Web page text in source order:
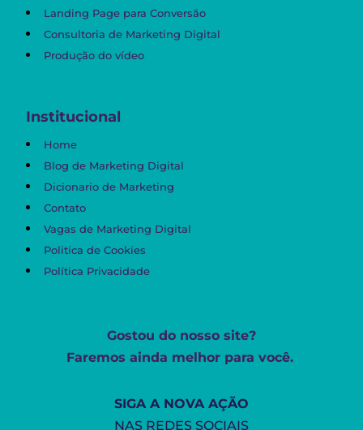
Landing Page para Conversão
Consultoria de Marketing Digital
Produção do vídeo
Institucional
Home
Blog de Marketing Digital
Dicionario de Marketing
Contato
Vagas de Marketing Digital
Politica de Cookies
Política Privacidade
Gostou do nosso site?
Faremos ainda melhor para você.
SIGA A NOVA AÇÃO
NAS REDES SOCIAIS